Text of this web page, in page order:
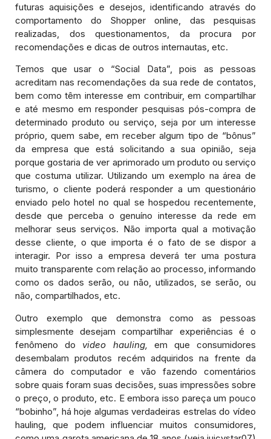
futuras aquisições e desejos, identificando através do
comportamento do Shopper online, das pesquisas
realizadas, dos questionamentos, da procura por
recomendações e dicas de outros internautas, etc.
Temos que usar o “Social Data”, pois as pessoas
acreditam nas recomendações da sua rede de contatos,
bem como têm interesse em contribuir, em compartilhar
e até mesmo em responder pesquisas pós-compra de
determinado produto ou serviço, seja por um interesse
próprio, quem sabe, em receber algum tipo de “bônus”
da empresa que está solicitando a sua opinião, seja
porque gostaria de ver aprimorado um produto ou serviço
que costuma utilizar. Utilizando um exemplo na área de
turismo, o cliente poderá responder a um questionário
enviado pelo hotel no qual se hospedou recentemente,
desde que perceba o genuíno interesse da rede em
melhorar seus serviços. Não importa qual a motivação
desse cliente, o que importa é o fato de se dispor a
interagir. Por isso a empresa deverá ter uma postura
muito transparente com relação ao processo, informando
como os dados serão, ou não, utilizados, se serão, ou
não, compartilhados, etc.
Outro exemplo que demonstra como as pessoas
simplesmente desejam compartilhar experiências é o
fenômeno do video hauling,
em que consumidores
desembalam produtos recém adquiridos na frente da
câmera do computador e vão fazendo comentários
sobre quais foram suas decisões, suas impressões sobre
o preço, o produto, etc. E embora isso pareça um pouco
“bobinho”, há hoje algumas verdadeiras estrelas do vídeo
hauling, que podem influenciar muitos consumidores,